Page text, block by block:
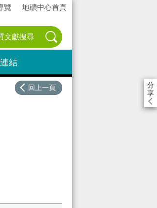
覽 地礦中心首頁
結
回上一頁
分
享